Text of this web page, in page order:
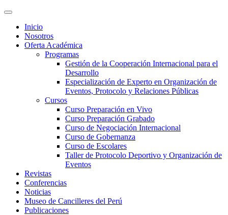
Inicio
Nosotros
Oferta Académica
Programas
Gestión de la Cooperación Internacional para el
Desarrollo
Especialización de Experto en Organización de
Eventos, Protocolo y Relaciones Públicas
Cursos
Curso Preparación en Vivo
Curso Preparación Grabado
Curso de Negociación Internacional
Curso de Gobernanza
Curso de Escolares
Taller de Protocolo Deportivo y Organización de
Eventos
Revistas
Conferencias
Noticias
Museo de Cancilleres del Perú
Publicaciones